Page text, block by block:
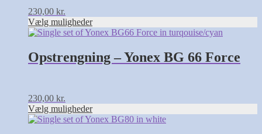
230,00 kr.
Vælg muligheder
kan
vælges
på
varesiden
Opstrengning – Yonex BG 66 Force
230,00 kr.
Vælg muligheder
Dette
har
flere
kan
vælges
på
varesiden
Dette